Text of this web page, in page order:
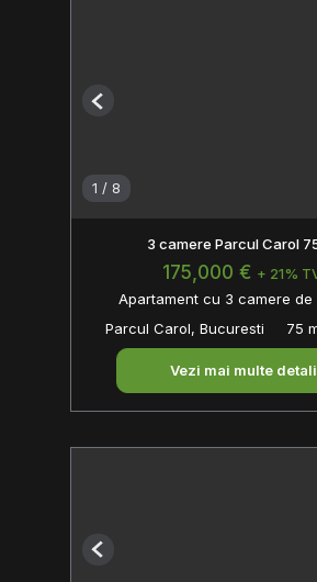
1 / 8
Previous
3 camere Parcul Carol
175,000 € + 21%
Apartament cu 3 camere de
Parcul Carol, Bucuresti
75
Vezi mai multe
Previous